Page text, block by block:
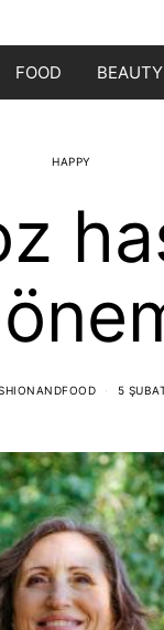
FOOD BEAUTY
HAPPY
5